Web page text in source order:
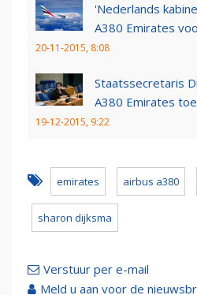
'Nederlands
A380 Emirates
20-11-2015, 8:08
Staatssecretaris
A380 Emirates
19-12-2015, 9:22
emirates airbus a380
sharon dijksma
Verstuur per e-mail
Meld u aan voor de